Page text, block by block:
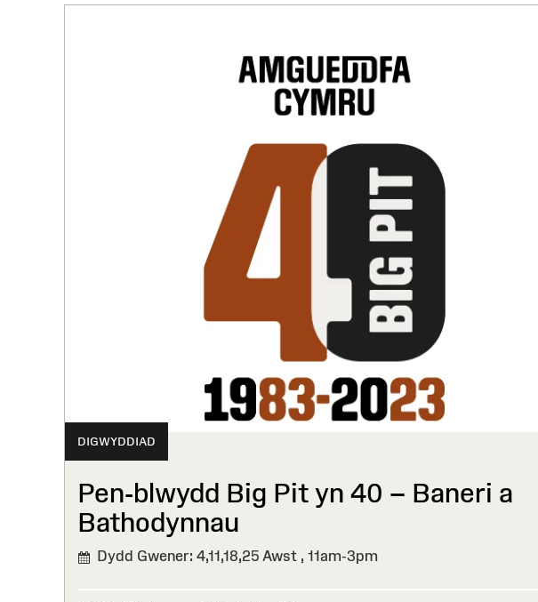
DIGWYDDIAD
Pen-blwydd Big Pit yn 40 – Baneri a
Bathodynnau⁠ ⁠
Dydd Gwener: 4,11,18,25 Awst , 11am-3pm